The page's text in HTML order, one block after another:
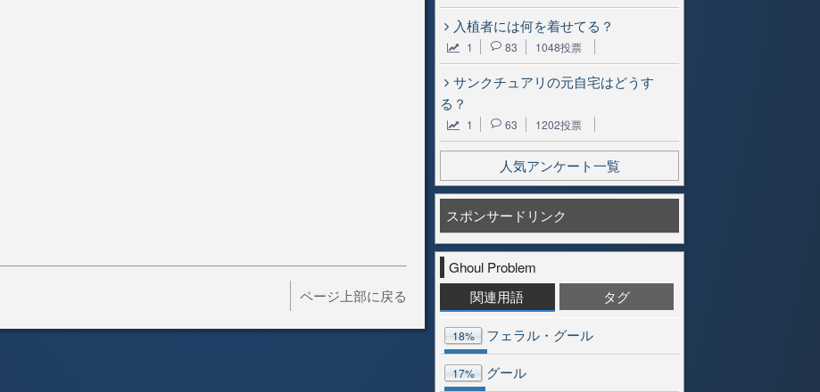
ページ上部に戻る
入植者には何を着せてる？
1 83 1048投票
サンクチュアリの元自宅はどうす
る？
1 63 1202投票
人気アンケート一覧
スポンサードリンク
Ghoul Problem
関連用語
タグ
18% フェラル・グール
17% グール